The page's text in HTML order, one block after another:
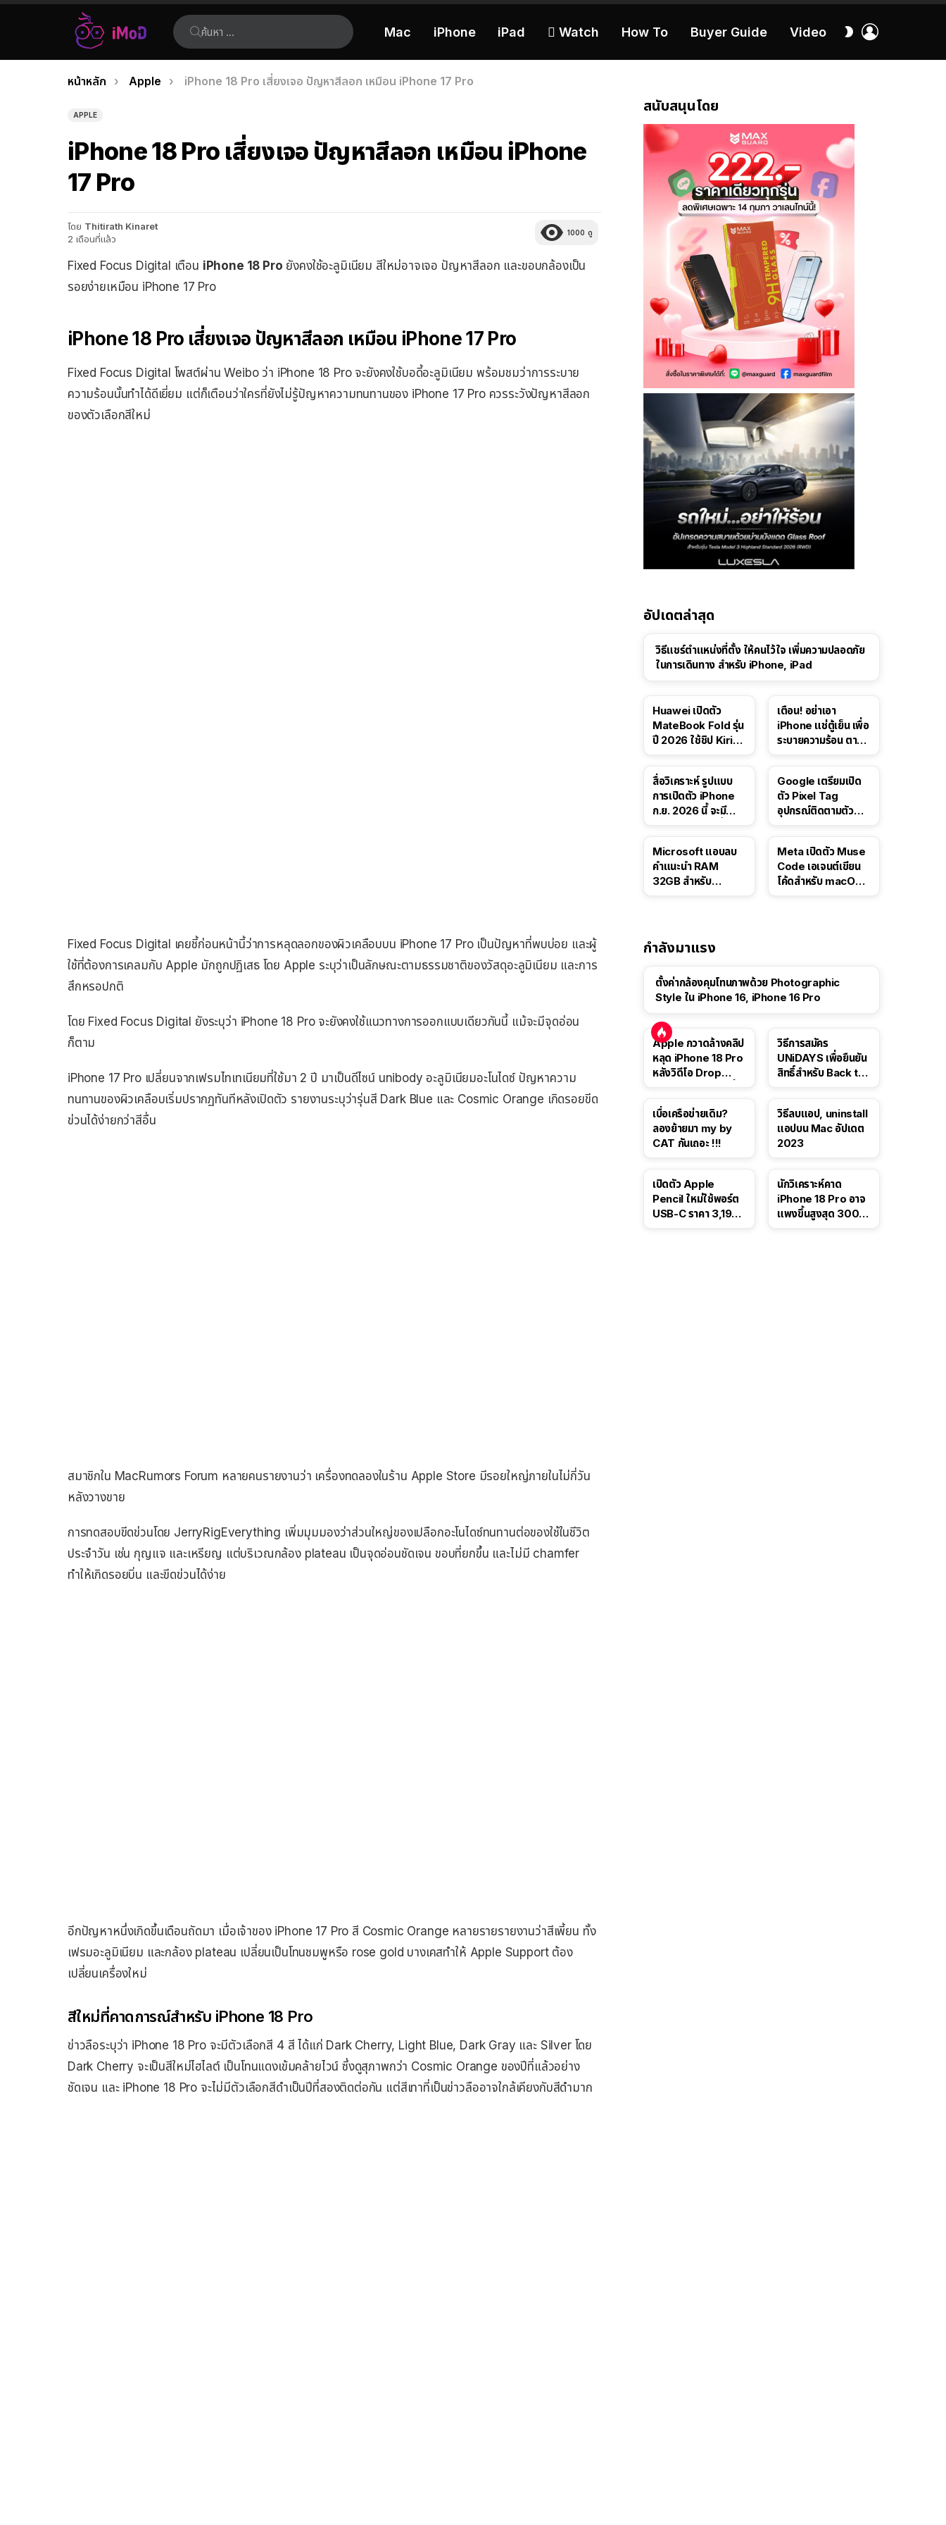
ค้นหา:
Mac iPhone iPad  Watch How To Buyer Guide Video
สลับ
เรื่อง
ล่าสุด
คุณอยู่ที่นี่:
หน้าหลัก Apple iPhone 18 Pro เสี่ยงเจอ ปัญหาสีลอก เหมือน iPhone 17 Pro
APPLE
iPhone 18 Pro เสี่ยงเจอ ปัญหาสีลอก เหมือน iPhone
17 Pro
โดย Thitirath Kinaret
2 เดือนที่แล้ว
1000 ดู
Fixed Focus Digital เตือน iPhone 18 Pro ยังคงใช้อะลูมิเนียม สีใหม่อาจเจอ ปัญหาสีลอก และขอบกล้องเป็น
รอยง่ายเหมือน iPhone 17 Pro
iPhone 18 Pro เสี่ยงเจอ ปัญหาสีลอก เหมือน iPhone 17 Pro
Fixed Focus Digital โพสต์ผ่าน Weibo ว่า iPhone 18 Pro จะยังคงใช้บอดี้อะลูมิเนียม พร้อมชมว่าการระบาย
ความร้อนนั้นทำได้ดีเยี่ยม แต่ก็เตือนว่าใครที่ยังไม่รู้ปัญหาความทนทานของ iPhone 17 Pro ควรระวังปัญหาสีลอก
ของตัวเลือกสีใหม่
Fixed Focus Digital เคยชี้ก่อนหน้านี้ว่าการหลุดลอกของผิวเคลือบบน iPhone 17 Pro เป็นปัญหาที่พบบ่อย และผู้
ใช้ที่ต้องการเคลมกับ Apple มักถูกปฏิเสธ โดย Apple ระบุว่าเป็นลักษณะตามธรรมชาติของวัสดุอะลูมิเนียม และการ
สึกหรอปกติ
โดย Fixed Focus Digital ยังระบุว่า iPhone 18 Pro จะยังคงใช้แนวทางการออกแบบเดียวกันนี้ แม้จะมีจุดอ่อน
ก็ตาม
iPhone 17 Pro เปลี่ยนจากเฟรมไทเทเนียมที่ใช้มา 2 ปี มาเป็นดีไซน์ unibody อะลูมิเนียมอะโนไดซ์ ปัญหาความ
ทนทานของผิวเคลือบเริ่มปรากฏทันทีหลังเปิดตัว รายงานระบุว่ารุ่นสี Dark Blue และ Cosmic Orange เกิดรอยขีด
ข่วนได้ง่ายกว่าสีอื่น
สมาชิกใน MacRumors Forum หลายคนรายงานว่า เครื่องทดลองในร้าน Apple Store มีรอยใหญ่ภายในไม่กี่วัน
หลังวางขาย
การทดสอบขีดข่วนโดย JerryRigEverything เพิ่มมุมมองว่าส่วนใหญ่ของเปลือกอะโนไดซ์ทนทานต่อของใช้ในชีวิต
ประจำวัน เช่น กุญแจ และเหรียญ แต่บริเวณกล้อง plateau เป็นจุดอ่อนชัดเจน ขอบที่ยกขึ้น และไม่มี chamfer
ทำให้เกิดรอยบิ่น และขีดข่วนได้ง่าย
อีกปัญหาหนึ่งเกิดขึ้นเดือนถัดมา เมื่อเจ้าของ iPhone 17 Pro สี Cosmic Orange หลายรายรายงานว่าสีเพี้ยน ทั้ง
เฟรมอะลูมิเนียม และกล้อง plateau เปลี่ยนเป็นโทนชมพูหรือ rose gold บางเคสทำให้ Apple Support ต้อง
เปลี่ยนเครื่องใหม่
สีใหม่ที่คาดการณ์สำหรับ iPhone 18 Pro
ข่าวลือระบุว่า iPhone 18 Pro จะมีตัวเลือกสี 4 สี ได้แก่ Dark Cherry, Light Blue, Dark Gray และ Silver โดย
Dark Cherry จะเป็นสีใหม่ไฮไลต์ เป็นโทนแดงเข้มคล้ายไวน์ ซึ่งดูสุภาพกว่า Cosmic Orange ของปีที่แล้วอย่าง
ชัดเจน และ iPhone 18 Pro จะไม่มีตัวเลือกสีดำเป็นปีที่สองติดต่อกัน แต่สีเทาที่เป็นข่าวลืออาจใกล้เคียงกับสีดำมาก
สนับสนุนโดย
อัปเดตล่าสุด
วิธีแชร์ตำแหน่งที่ตั้ง ให้คนไว้ใจ เพิ่มความปลอดภัย
ในการเดินทาง สำหรับ iPhone, iPad
Huawei เปิดตัว
MateBook Fold รุ่น
ปี 2026 ใช้ชิป Kirin
เตือน! อย่าเอา
iPhone แช่ตู้เย็น เพื่อ
ระบายความร้อน ตาม
สื่อวิเคราะห์ รูปแบบ
การเปิดตัว iPhone
ก.ย. 2026 นี้ จะมี
Google เตรียมเปิด
ตัว Pixel Tag
อุปกรณ์ติดตามตัว
Microsoft แอบลบ
คำแนะนำ RAM
32GB สำหรับ
Meta เปิดตัว Muse
Code เอเจนต์เขียน
โค้ดสำหรับ macOS
กำลังมาแรง
ตั้งค่ากล้องคุมโทนภาพด้วย Photographic
Style ใน iPhone 16, iPhone 16 Pro
Apple กวาดล้างคลิป
หลุด iPhone 18 Pro
หลังวิดีโอ Drop
วิธีการสมัคร
UNiDAYS เพื่อยืนยัน
สิทธิ์สำหรับ Back to
เบื่อเครือข่ายเดิม?
ลองย้ายมา my by
CAT กันเถอะ !!!
วิธีลบแอป, uninstall
แอปบน Mac อัปเดต
2023
เปิดตัว Apple
Pencil ใหม่ใช้พอร์ต
USB-C ราคา 3,190
นักวิเคราะห์คาด
iPhone 18 Pro อาจ
แพงขึ้นสูงสุด 300